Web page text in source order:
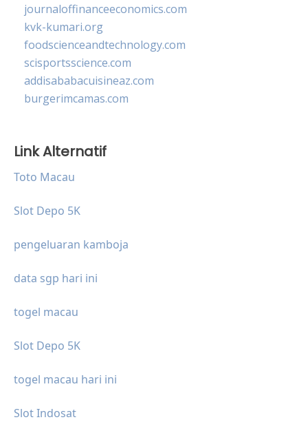
journaloffinanceeconomics.com
kvk-kumari.org
foodscienceandtechnology.com
scisportsscience.com
addisababacuisineaz.com
burgerimcamas.com
Link Alternatif
Toto Macau
Slot Depo 5K
pengeluaran kamboja
data sgp hari ini
togel macau
Slot Depo 5K
togel macau hari ini
Slot Indosat